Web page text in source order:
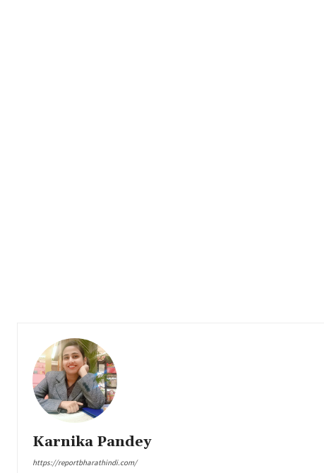
Karnika Pandey
https://reportbharathindi.com/